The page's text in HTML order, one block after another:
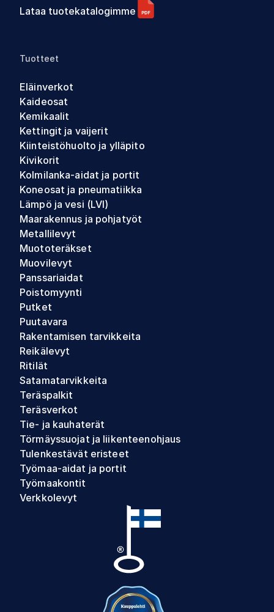
Lataa tuotekatalogimme
Tuotteet
Eläinverkot
Kaideosat
Kemikaalit
Kettingit ja vaijerit
Kiinteistöhuolto ja ylläpito
Kivikorit
Kolmilanka-aidat ja portit
Koneosat ja pneumatiikka
Lämpö ja vesi (LVI)
Maarakennus ja pohjatyöt
Metallilevyt
Muototeräkset
Muovilevyt
Panssariaidat
Poistomyynti
Putket
Puutavara
Rakentamisen tarvikkeita
Reikälevyt
Ritilät
Satamatarvikkeita
Teräspalkit
Teräsverkot
Tie- ja kauhaterät
Törmäyssuojat ja liikenteenohjaus
Tulenkestävät eristeet
Työmaa-aidat ja portit
Työmaakontit
Verkkolevyt